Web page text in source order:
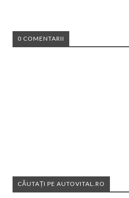
0 COMENTARII
CĂUTAȚI PE AUTOVITAL.RO